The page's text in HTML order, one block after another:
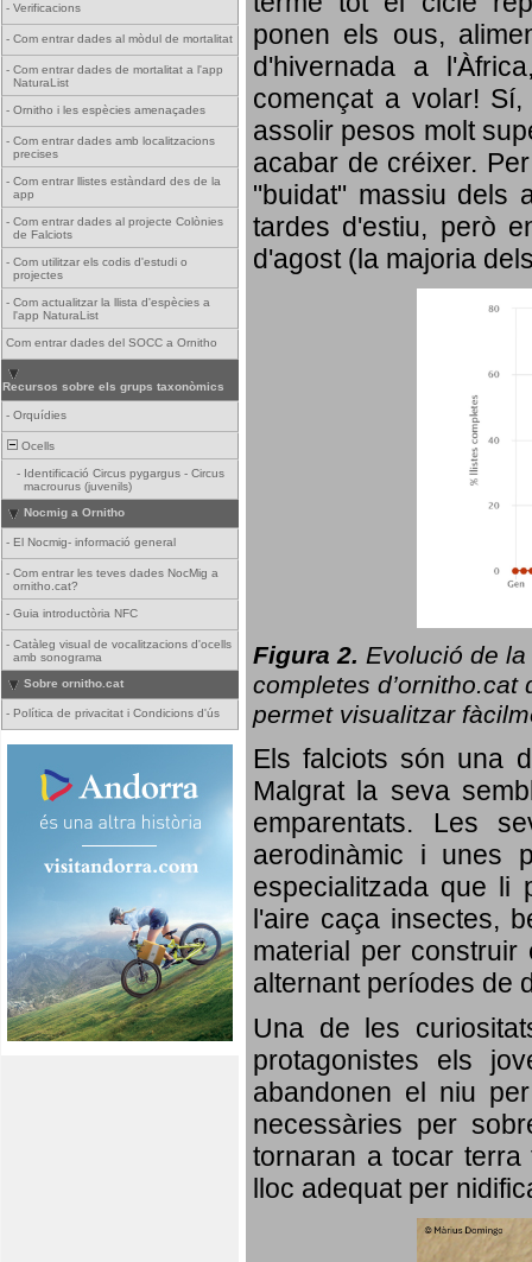
- Verificacions
- Com entrar dades al mòdul de mortalitat
- Com entrar dades de mortalitat a l'app
NaturaList
- Ornitho i les espècies amenaçades
- Com entrar dades amb localitzacions
precises
- Com entrar llistes estàndard des de la
app
- Com entrar dades al projecte Colònies
de Falciots
- Com utilitzar els codis d'estudi o
projectes
- Com actualitzar la llista d'espècies a
l'app NaturaList
Com entrar dades del SOCC a Ornitho
Recursos sobre els grups taxonòmics
- Orquídies
Ocells
- Identificació Circus pygargus - Circus
macrourus (juvenils)
Nocmig a Ornitho
- El Nocmig- informació general
- Com entrar les teves dades NocMig a
ornitho.cat?
- Guia introductòria NFC
- Catàleg visual de vocalitzacions d'ocells
amb sonograma
Sobre ornitho.cat
- Política de privacitat i Condicions d'ús
ponen els ous,
d'hivernada a
començat a volar!
assolir pesos molt
acabar de créixer.
"buidat" massiu dels
tardes d'estiu, però
d'agost (la majoria
Figura 2. Evolució de la
completes d’ornitho.cat
permet visualitzar
Els falciots són una
Malgrat la seva
emparentats. Les
aerodinàmic i unes
especialitzada que li
l'aire caça insectes,
material per
alternant períodes de
Una de les
protagonistes els
abandonen el niu
necessàries per
tornaran a tocar
lloc adequat per